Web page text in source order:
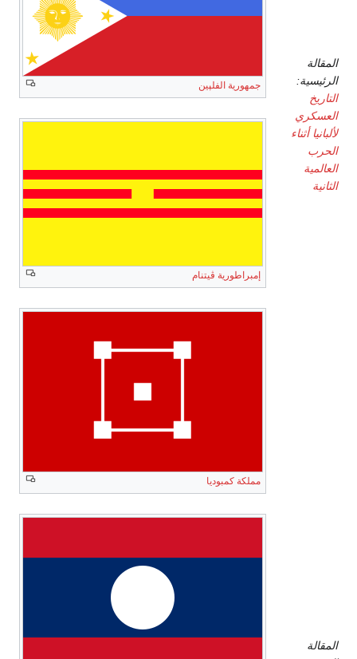
جمهورية الفلپين
إمبراطورية ڤيتنام
مملكة كمبوديا
المقالة
الرئيسية:
التاريخ
العسكري
لألبانيا أثناء
الحرب
العالمية
الثانية
(Szálasi
مزدوجة
المقالة